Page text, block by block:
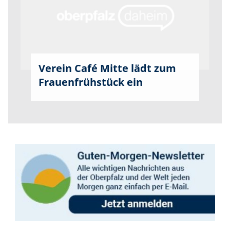
Verein Café Mitte lädt zum
Frauenfrühstück ein